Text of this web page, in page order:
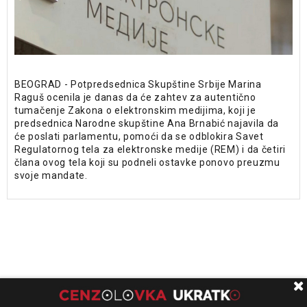
BEOGRAD - Potpredsednica Skupštine Srbije Marina
Raguš ocenila je danas da će zahtev za autentično
tumačenje Zakona o elektronskim medijima, koji je
predsednica Narodne skupštine Ana Brnabić najavila da
će poslati parlamentu, pomoći da se odblokira Savet
Regulatornog tela za elektronske medije (REM) i da četiri
člana ovog tela koji su podneli ostavke ponovo preuzmu
svoje mandate.